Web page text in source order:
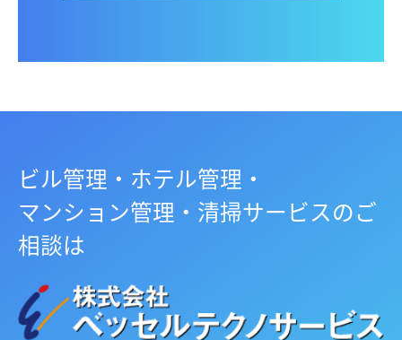
ビル管理・ホテル管理・
マンション管理・清掃サービスのご
相談は